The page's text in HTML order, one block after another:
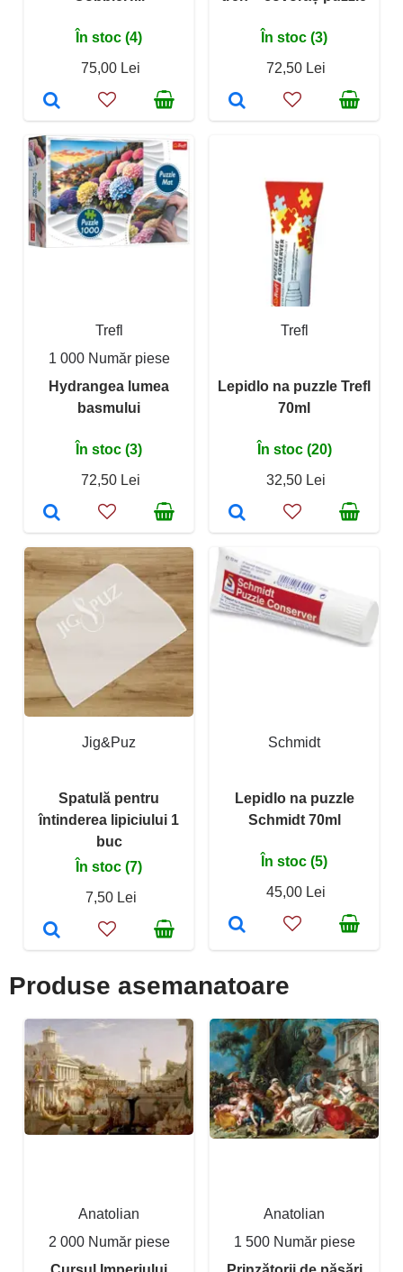
În stoc (4)
75,00 Lei
În stoc (3)
72,50 Lei
Trefl
1 000 Număr piese
Hydrangea lumea
basmului
În stoc (3)
72,50 Lei
Trefl
Lepidlo na puzzle Trefl
70ml
În stoc (20)
32,50 Lei
Jig&Puz
Spatulă pentru
întinderea lipiciului 1
buc
În stoc (7)
7,50 Lei
Schmidt
Lepidlo na puzzle
Schmidt 70ml
În stoc (5)
45,00 Lei
Produse asemanatoare
Anatolian
2 000 Număr piese
Anatolian
1 500 Număr piese